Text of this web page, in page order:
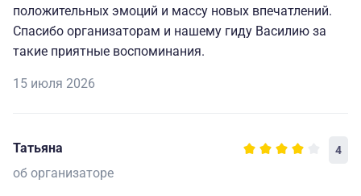
положительных эмоций и массу новых впечатлений.
Спасибо организаторам и нашему гиду Василию за
такие приятные воспоминания.
15 июля 2026
Татьяна 4
об организаторе